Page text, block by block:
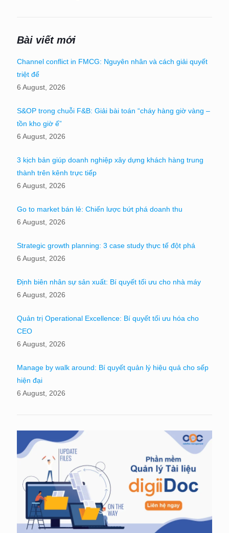
Bài viết mới
Channel conflict in FMCG: Nguyên nhân và cách giải quyết
triệt để
6 August, 2026
S&OP trong chuỗi F&B: Giải bài toán “cháy hàng giờ vàng –
tồn kho giờ ế”
6 August, 2026
3 kịch bản giúp doanh nghiệp xây dựng khách hàng trung
thành trên kênh trực tiếp
6 August, 2026
Go to market bán lẻ: Chiến lược bứt phá doanh thu
6 August, 2026
Strategic growth planning: 3 case study thực tế đột phá
6 August, 2026
Định biên nhân sự sản xuất: Bí quyết tối ưu cho nhà máy
6 August, 2026
Quản trị Operational Excellence: Bí quyết tối ưu hóa cho
CEO
6 August, 2026
Manage by walk around: Bí quyết quản lý hiệu quả cho sếp
hiện đại
6 August, 2026